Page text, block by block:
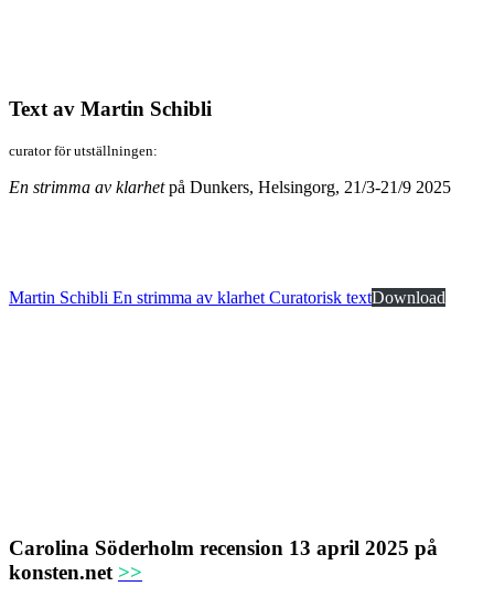
Text av Martin Schibli
curator för utställningen:
En strimma av klarhetpå Dunkers, Helsingorg, 21/3-21/9 2025
Martin Schibli En strimma av klarhet Curatorisk textDownload
Carolina Söderholm recension 13 april 2025 på
konsten.net >>